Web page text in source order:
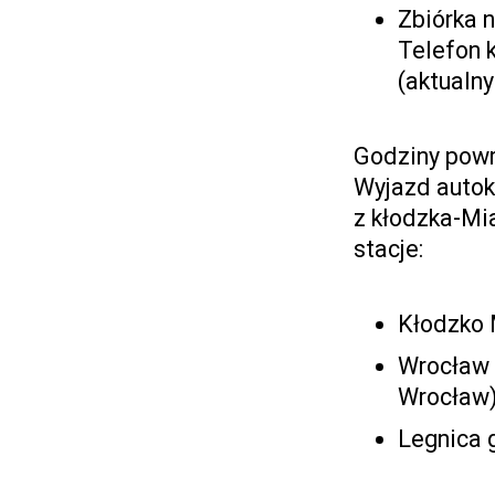
Zbiórka
Telefon
Godziny
Wyjazd
z kłodzka-
stacje:
Legnica